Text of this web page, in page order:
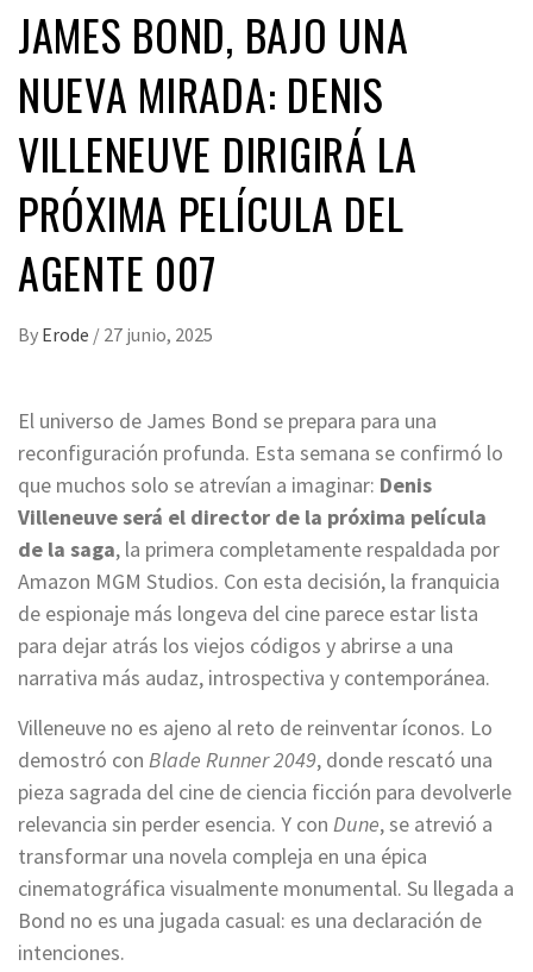
JAMES BOND, BAJO UNA
NUEVA MIRADA: DENIS
VILLENEUVE DIRIGIRÁ LA
PRÓXIMA PELÍCULA DEL
AGENTE 007
By Erode / 27 junio, 2025
El universo de James Bond se prepara para una
reconfiguración profunda. Esta semana se confirmó lo
que muchos solo se atrevían a imaginar: Denis
Villeneuve será el director de la próxima película
de la saga, la primera completamente respaldada por
Amazon MGM Studios. Con esta decisión, la franquicia
de espionaje más longeva del cine parece estar lista
para dejar atrás los viejos códigos y abrirse a una
narrativa más audaz, introspectiva y contemporánea.
Villeneuve no es ajeno al reto de reinventar íconos. Lo
demostró con Blade Runner 2049, donde rescató una
pieza sagrada del cine de ciencia ficción para devolverle
relevancia sin perder esencia. Y con Dune, se atrevió a
transformar una novela compleja en una épica
cinematográfica visualmente monumental. Su llegada a
Bond no es una jugada casual: es una declaración de
intenciones.